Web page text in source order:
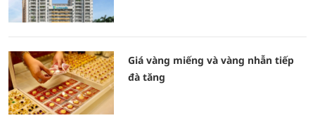
Giá vàng miếng và vàng nhẫn tiếp
đà tăng